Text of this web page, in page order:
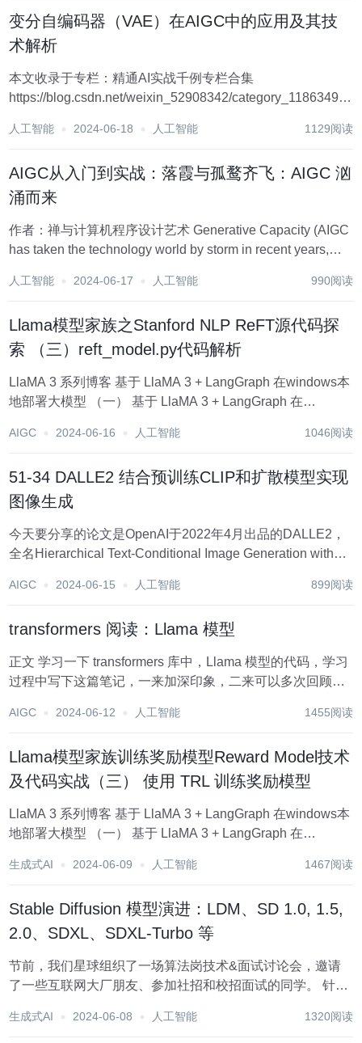
变分自编码器（VAE）在AIGC中的应用及其技
术解析
本文收录于专栏：精通AI实战千例专栏合集
https://blog.csdn.net/weixin_52908342/
老手，对于本专栏案例和项目实践...
人工智能 2024-06-18 人工智能 1129阅读
AIGC从入门到实战：落霞与孤鹜齐飞：AIGC 汹
涌而来
作者：禅与计算机程序设计艺术 Generative Capacity (AIGC
has taken the technology world by storm in recent years,
人工智能 2024-06-17 人工智能 990阅读
Llama模型家族之Stanford NLP ReFT源代码探
索 （三）reft_model.py代码解析
LlaMA 3 系列博客 基于 LlaMA 3 + LangGraph 在windows本
地部署大模型 （一） 基于 LlaMA 3 + LangGraph 在
在w...
AIGC 2024-06-16 人工智能 1046阅读
51-34 DALLE2 结合预训练CLIP和扩散模型实现
图像生成
今天要分享的论文是OpenAI于2022年4月出品的DALLE2，
全名Hierarchical Text-Conditional Image Generation with
早之前...
AIGC 2024-06-15 人工智能 899阅读
transformers 阅读：Llama 模型
正文 学习一下 transformers 库中，Llama 模型的代码，学习
过程中写下这篇笔记，一来加深印象，二来可以多次回顾。
LlamaRMSNorm transformers 中对于 Llam...
AIGC 2024-06-12 人工智能 1455阅读
Llama模型家族训练奖励模型Reward Model技术
及代码实战（三） 使用 TRL 训练奖励模型
LlaMA 3 系列博客 基于 LlaMA 3 + LangGraph 在windows本
地部署大模型 （一） 基于 LlaMA 3 + LangGraph 在
在w...
生成式AI 2024-06-09 人工智能 1467阅读
Stable Diffusion 模型演进：LDM、SD 1.0, 1.5,
2.0、SDXL、SDXL-Turbo 等
节前，我们星球组织了一场算法岗技术&面试讨论会，邀请
了一些互联网大厂朋友、参加社招和校招面试的同学。 针对
算法岗、该如何准备、面试常考点分享等热门话题进行了深
生成式AI 2024-06-08 人工智能 1320阅读